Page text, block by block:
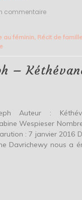
commentaire
–
au féminin Récit de
–
Auteur :
Wespieser
: 7 janvier 2016
Davrichewy nous a